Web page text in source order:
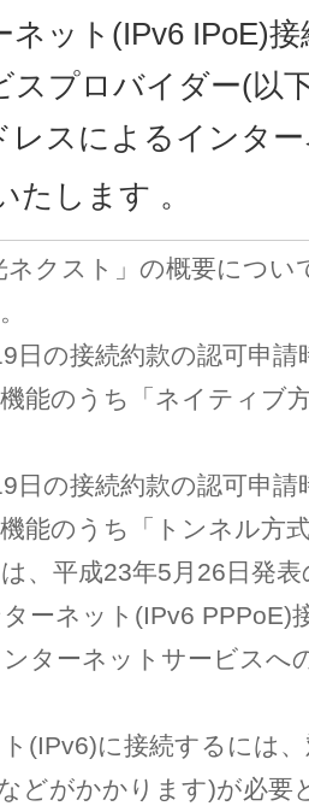
ネット(IPv6 IPoE)
スプロバイダー(以
レスによるインタ
たします 。
ネクスト」の概要につい
日の接続約款の認可申
能のうち「ネイティブ
日の接続約款の認可申
能のうち「トンネル方
、平成23年5月26日発
ーネット(IPv6 PPPoE)
ターネットサービスへ
(IPv6)に接続するには
どがかかります)が必